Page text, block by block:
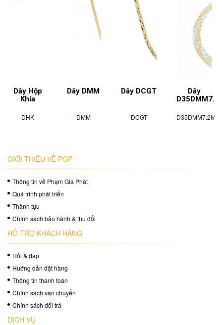
Dây Hộp
Khía
DHK
Dây DMM
DMM
Dây DCGT
DCGT
Dây
D35DMM7.2M
GIỚI THIỆU VỀ PGP
Thông tin về Phạm Gia Phát
Quá trình phát triển
Thành tựu
Chính sách bảo hành & thu đổi
HỖ TRỢ KHÁCH HÀNG
Hỏi & đáp
Hướng dẫn đặt hàng
Thông tin thanh toán
Chính sách vận chuyển
Chỉnh sách đổi trả
DỊCH VỤ